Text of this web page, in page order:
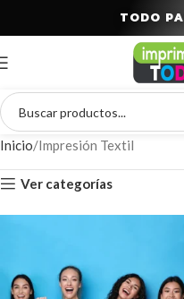
T ODO PA
Inicio Impresión Textil
Ver categorías